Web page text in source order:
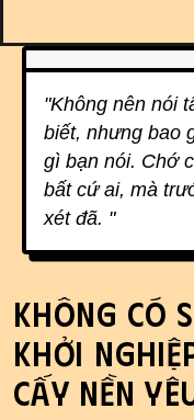
Related
"Không nên nói
biết, nhưng bao
gì bạn nói. Chớ
bất cứ ai, mà
xét đã. "
Không có
Khởi
Cấy Nền